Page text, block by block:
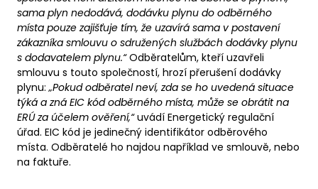
sama plyn nedodává, dodávku plynu do odběrného
místa pouze zajišťuje tím, že uzavírá sama v postavení
zákazníka smlouvu o sdružených službách dodávky plynu
s dodavatelem plynu.“Odběratelům, kteří uzavřeli
smlouvu s touto společností, hrozí přerušení dodávky
plynu:„Pokud odběratel neví, zda se ho uvedená situace
týká a zná EIC kód odběrného místa, může se obrátit na
ERÚ za účelem ověření,“uvádí Energetický regulační
úřad. EIC kód je jedinečný identifikátor odběrového
místa. Odběratelé ho najdou například ve smlouvě, nebo
na faktuře.